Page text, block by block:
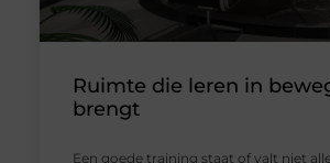
Ruimte die leren in
brengt
Een goede training staat of valt niet